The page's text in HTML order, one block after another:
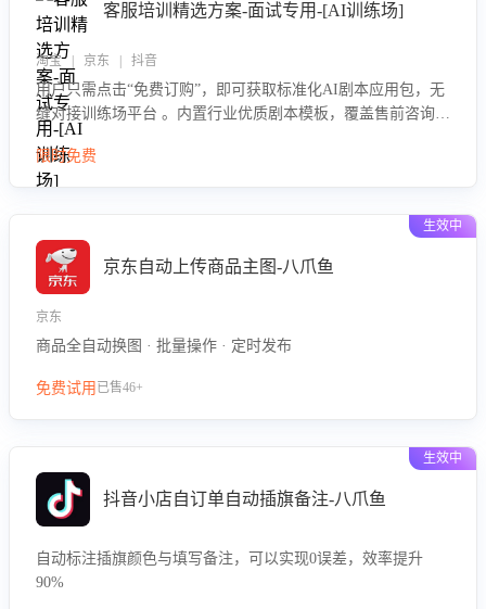
客服培训精选方案-面试专用-[AI训练场]
淘宝 | 京东 | 抖音
用户只需点击“免费订购”，即可获取标准化AI剧本应用包，无
缝对接训练场平台 。内置行业优质剧本模板，覆盖售前咨询、
售后处理等全场景，消除复杂部署流程，节省90%的初始化时
间，助力企业快速启动智能客服训练
限时免费
生效中
京东自动上传商品主图-八爪鱼
京东
商品全自动换图 · 批量操作 · 定时发布
免费试用 已售46+
生效中
抖音小店自订单自动插旗备注-八爪鱼
自动标注插旗颜色与填写备注，可以实现0误差，效率提升
90%